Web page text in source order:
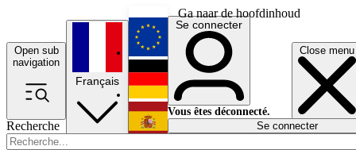
Ga naar de hoofdinhoud
Open sub
navigation
Close menu
Recherche
Français
English
Deutsch
Español
Se connecter
Vous êtes déconnecté.
Se connecter